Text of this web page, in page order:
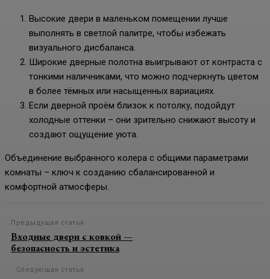
Высокие двери в маленьком помещении лучше
выполнять в светлой палитре, чтобы избежать
визуального дисбаланса.
Широкие дверные полотна выигрывают от контраста с
тонкими наличниками, что можно подчеркнуть цветом
в более тёмных или насыщенных вариациях.
Если дверной проём близок к потолку, подойдут
холодные оттенки – они зрительно снижают высоту и
создают ощущение уюта.
Объединение выбранного колера с общими параметрами
комнаты – ключ к созданию сбалансированной и
комфортной атмосферы.
Предыдущая статья
Входные двери с ковкой —
безопасность и эстетика
Следующая статья